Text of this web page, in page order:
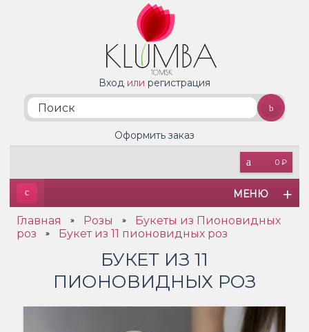
Вход или регистрация
0 ₽
Оформить заказ
МЕНЮ
Главная » Розы »
Букеты из Пионовидных
роз
» Букет из 11 пионовидных роз
БУКЕТ ИЗ 11
ПИОНОВИДНЫХ РОЗ